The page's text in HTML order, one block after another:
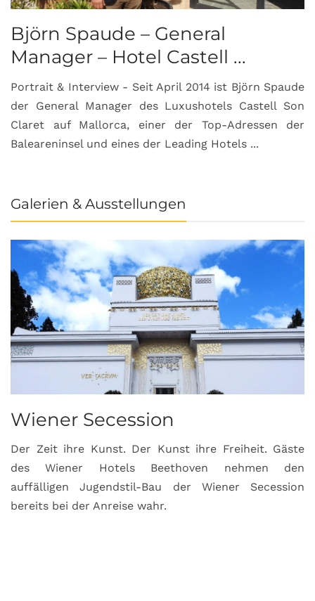
Björn Spaude – General
Manager – Hotel Castell ...
Portrait & Interview - Seit April 2014 ist Björn Spaude
der General Manager des Luxushotels Castell Son
Claret auf Mallorca, einer der Top-Adressen der
Baleareninsel und eines der Leading Hotels ...
Galerien & Ausstellungen
Wiener Secession
Der Zeit ihre Kunst. Der Kunst ihre Freiheit. Gäste
des Wiener Hotels Beethoven nehmen den
auffälligen Jugendstil-Bau der Wiener Secession
bereits bei der Anreise wahr.